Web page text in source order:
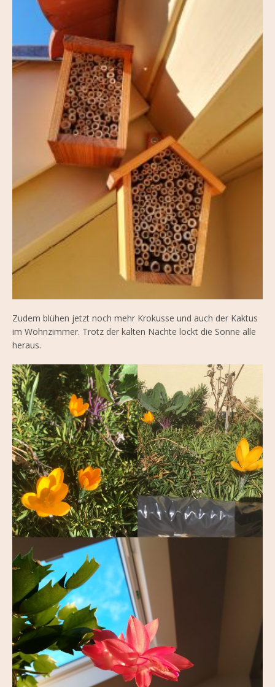
Zudem blühen jetzt noch mehr Krokusse und auch der Kaktus
im Wohnzimmer. Trotz der kalten Nächte lockt die Sonne alle
heraus.